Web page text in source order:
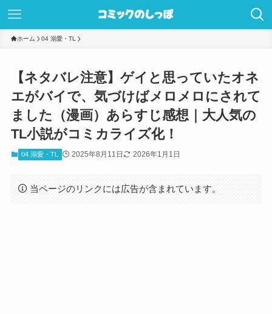
ホーム 04 溺愛・TL
【ネタバレ注意】ゲイと思っていたオネ
エがバイで、気づけばメロメロにされて
ました（漫画）あらすじ感想｜大人気の
TL小説がコミカライズ化！
04 溺愛・TL 2025年8月11日 2026年1月1日
当ページのリンクには広告が含まれています。